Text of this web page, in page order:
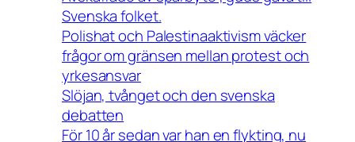
Svenska folket.
Polishat och Palestinaaktivism väcker
frågor om gränsen mellan protest och
yrkesansvar
Slöjan, tvånget och den svenska
debatten
För 10 år sedan var han en flykting, nu